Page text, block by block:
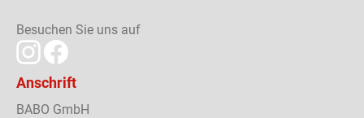
Besuchen Sie uns auf
Anschrift
BABO GmbH